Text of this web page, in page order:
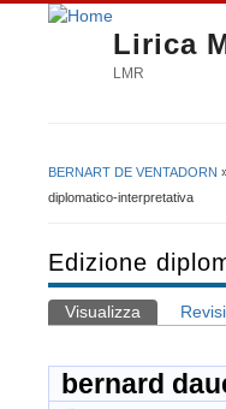
Lirica
LMR
Tu sei qui
BERNART DE VENTADORN
diplomatico-interpretativa
Edizione
Schede
Visualizza (scheda
bernard